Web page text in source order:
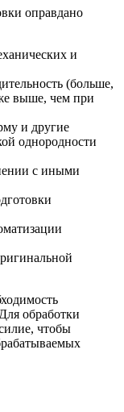
оправдано
и
(больше,
выше, чем при
и другие
однородности
с иными
обработки
чтобы